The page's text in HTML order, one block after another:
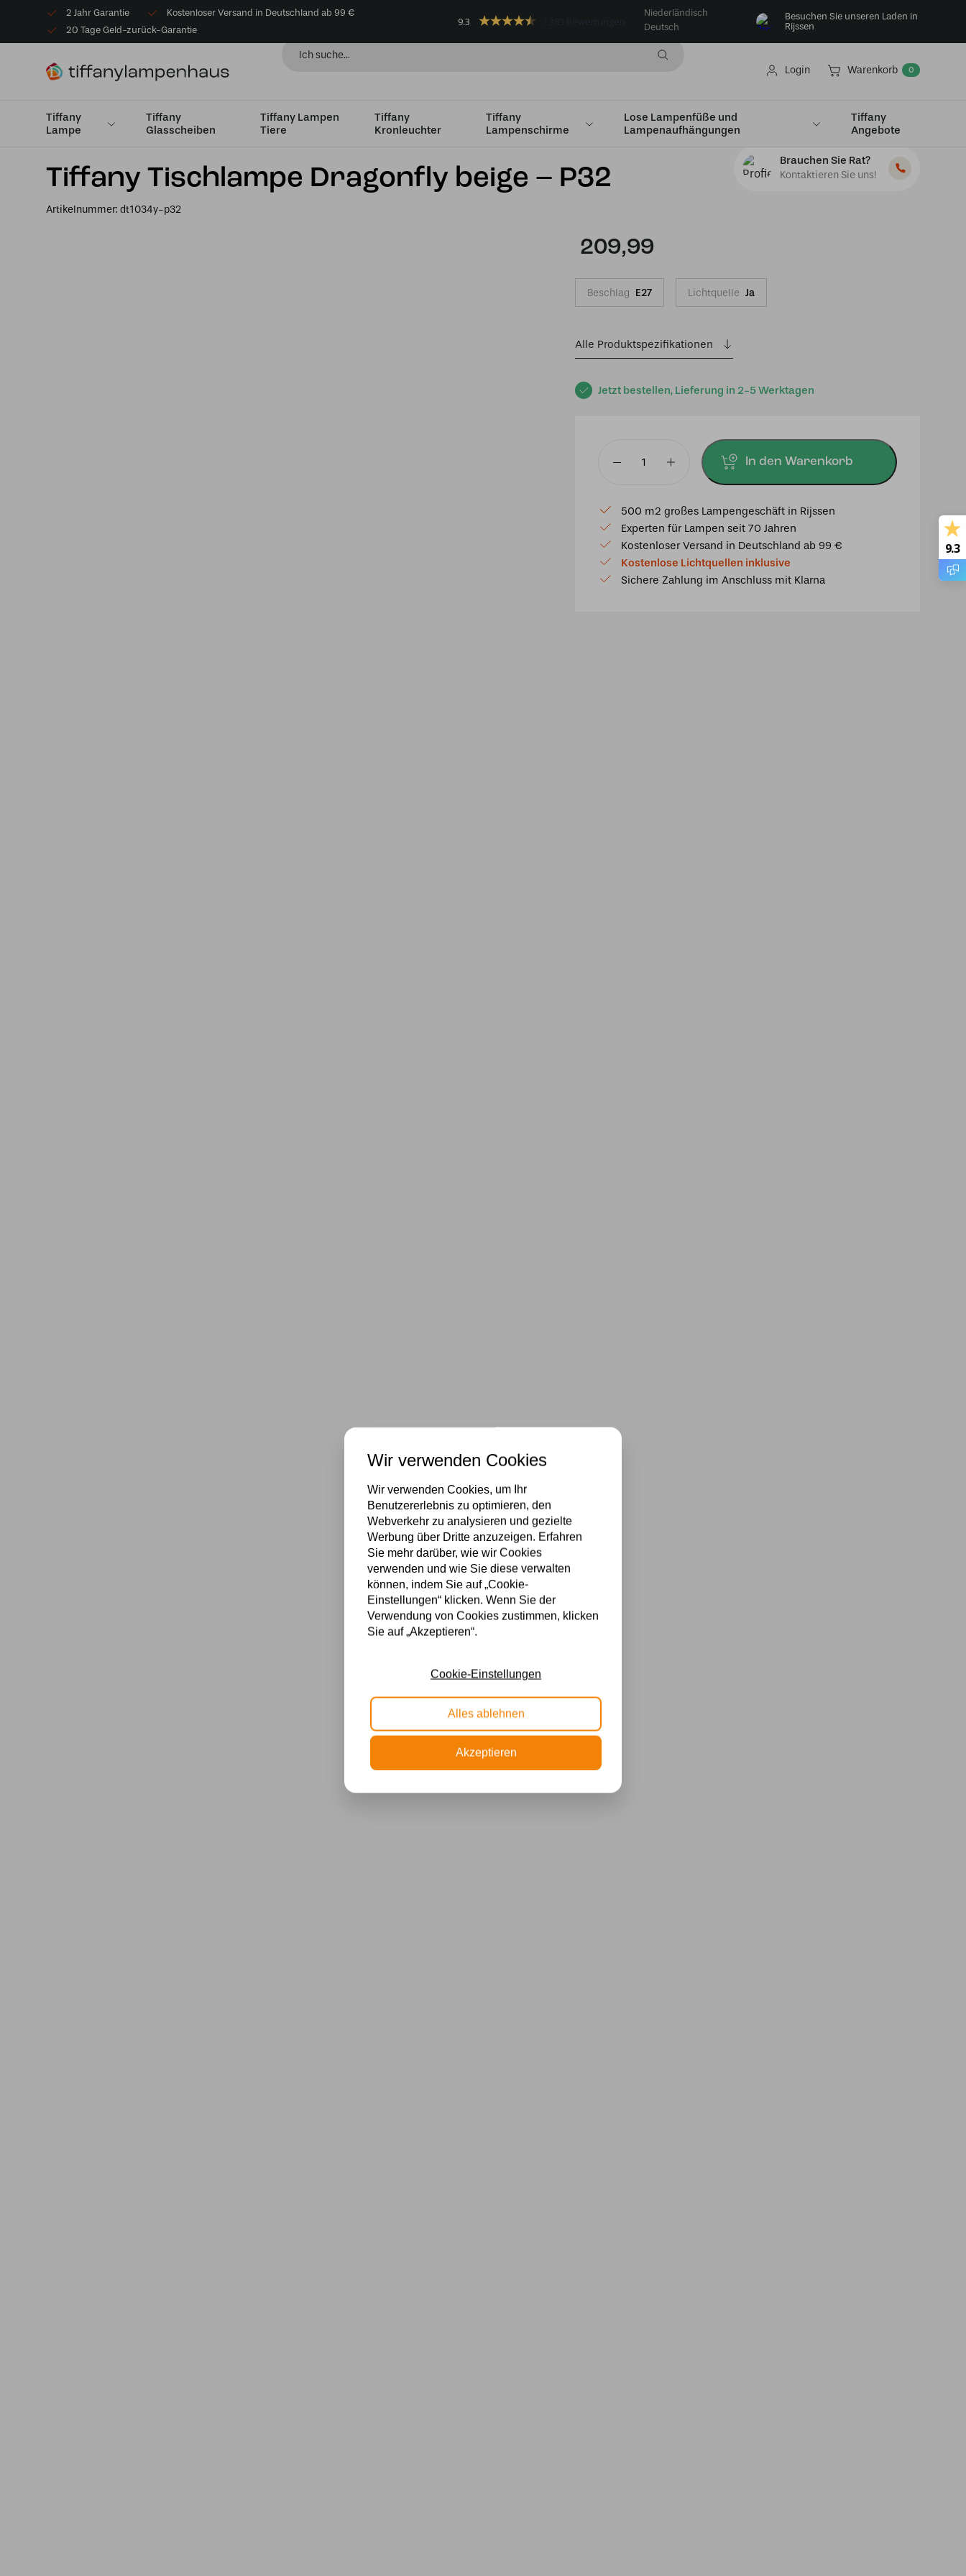
2 Jahr Garantie
Kostenloser Versand in Deutschland ab 99 €
20 Tage Geld-zurück-Garantie
9.3
Niederländisch
Deutsch
Besuchen Sie unseren Laden in
Rijssen
Login Warenkorb 0
Tiffany
Lampe
Tiffany
Glasscheiben
Tiffany Lampen
Tiere
Tiffany
Kronleuchter
Tiffany
Lampenschirme
Lose Lampenfüße und
Lampenaufhängungen
Tiffany
Angebote
Startseite Tiffany Tischlampe Tischleuchten Klein bis Ø36cm Tiffany Tischlampe Dragonfly beige – P32
Tiffany Tischlampe Dragonfly beige – P32
Artikelnummer: dt1034y-p32
Brauchen Sie Rat?
Kontaktieren Sie uns!
Jetzt bestellen, Lieferung in 2-5 Werktagen
209,99
Beschlag E27 Lichtquelle Ja
Alle Produktspezifikationen
Dragonfly
beige
P32
Menge
In den Warenkorb
500 m2 großes Lampengeschäft in Rijssen
Experten für Lampen seit 70 Jahren
Kostenloser Versand in Deutschland ab 99 €
Kostenlose Lichtquellen inklusive
Sichere Zahlung im Anschluss mit Klarna
9.3
Wir verwenden Cookies
Wir verwenden Cookies, um Ihr
Benutzererlebnis zu optimieren, den
Webverkehr zu analysieren und gezielte
Werbung über Dritte anzuzeigen. Erfahren
Sie mehr darüber, wie wir Cookies
verwenden und wie Sie diese verwalten
können, indem Sie auf „Cookie-
Einstellungen“ klicken. Wenn Sie der
Verwendung von Cookies zustimmen, klicken
Sie auf „Akzeptieren“.
Cookie-Einstellungen
Alles ablehnen
Akzeptieren